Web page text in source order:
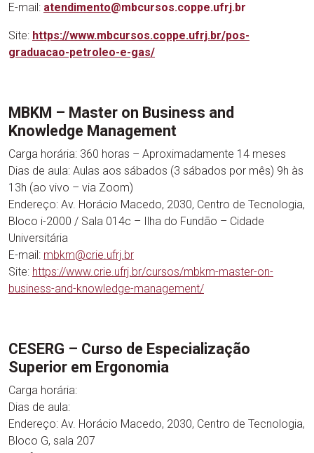
E-mail: atendimento@mbcursos.coppe.ufrj.br
Site: https://www.mbcursos.coppe.ufrj.br/pos-
graduacao-petroleo-e-gas/
MBKM – Master on Business and
Knowledge Management
Carga horária: 360 horas – Aproximadamente 14 meses
Dias de aula: Aulas aos sábados (3 sábados por mês) 9h às
13h (ao vivo – via Zoom)
Endereço: Av. Horácio Macedo, 2030, Centro de Tecnologia,
Bloco i-2000 / Sala 014c – Ilha do Fundão – Cidade
Universitária
E-mail: mbkm@crie.ufrj.br
Site: https://www.crie.ufrj.br/cursos/mbkm-master-on-
business-and-knowledge-management/
CESERG – Curso de Especialização
Superior em Ergonomia
Carga horária:
Dias de aula:
Endereço: Av. Horácio Macedo, 2030, Centro de Tecnologia,
Bloco G, sala 207